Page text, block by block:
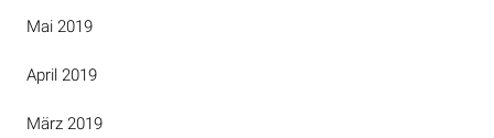
Mai 2019
April 2019
März 2019